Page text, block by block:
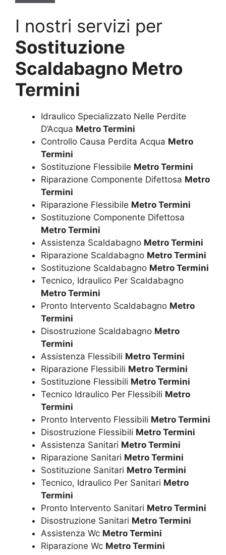
I nostri servizi per
Sostituzione
Scaldabagno Metro
Termini
Idraulico Specializzato Nelle Perdite
D’Acqua Metro Termini
Controllo Causa Perdita Acqua Metro
Termini
Sostituzione Flessibile Metro Termini
Riparazione Componente Difettosa Metro
Termini
Riparazione Flessibile Metro Termini
Sostituzione Componente Difettosa
Metro Termini
Assistenza Scaldabagno Metro Termini
Riparazione Scaldabagno Metro Termini
Sostituzione Scaldabagno Metro Termini
Tecnico, Idraulico Per Scaldabagno
Metro Termini
Pronto Intervento Scaldabagno Metro
Termini
Disostruzione Scaldabagno Metro
Termini
Assistenza Flessibili Metro Termini
Riparazione Flessibili Metro Termini
Sostituzione Flessibili Metro Termini
Tecnico Idraulico Per Flessibili Metro
Termini
Pronto Intervento Flessibili Metro Termini
Disostruzione Flessibili Metro Termini
Assistenza Sanitari Metro Termini
Riparazione Sanitari Metro Termini
Sostituzione Sanitari Metro Termini
Tecnico, Idraulico Per Sanitari Metro
Termini
Pronto Intervento Sanitari Metro Termini
Disostruzione Sanitari Metro Termini
Assistenza Wc Metro Termini
Riparazione Wc Metro Termini